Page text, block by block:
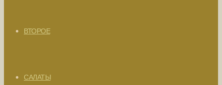
ВТОРОЕ
САЛАТЫ